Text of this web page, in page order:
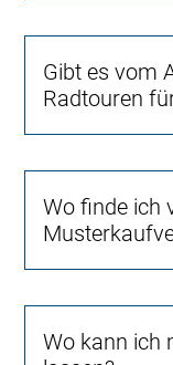
Gibt es vom
Radtouren
Wo finde ich
Wo kann ich